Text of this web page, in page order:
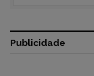
Publicidade